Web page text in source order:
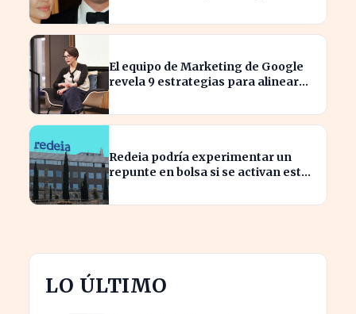
El equipo de Marketing de Google
revela 9 estrategias para alinear
Redeia podría experimentar un
repunte en bolsa si se activan estos
LO ÚLTIMO